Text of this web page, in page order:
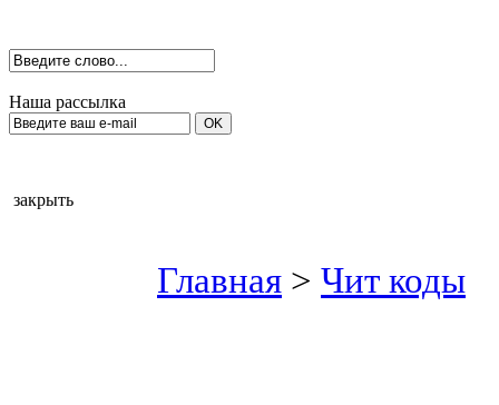
Наша рассылка
закрыть
Главная > Чит коды